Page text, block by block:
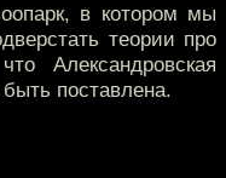
в котором мы
теории про
Александровская
поставлена.